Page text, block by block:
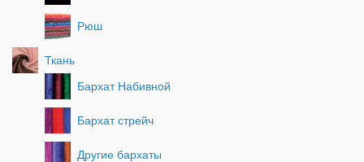
Рюш
Ткань
Бархат Набивной
Бархат стрейч
Другие бархаты